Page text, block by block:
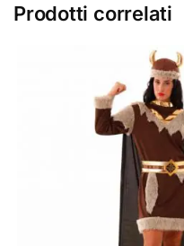
Prodotti correlati